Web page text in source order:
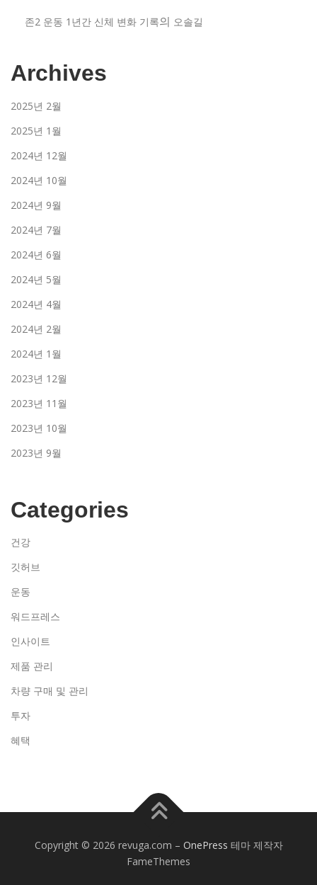
존2 운동 1년간 신체 변화 기록의 오솔길
Archives
2025년 2월
2025년 1월
2024년 12월
2024년 10월
2024년 9월
2024년 7월
2024년 6월
2024년 5월
2024년 4월
2024년 2월
2024년 1월
2023년 12월
2023년 11월
2023년 10월
2023년 9월
Categories
건강
깃허브
운동
워드프레스
인사이트
제품 관리
차량 구매 및 관리
투자
혜택
Copyright © 2026 revuga.com – OnePress 테마 제작자
FameThemes